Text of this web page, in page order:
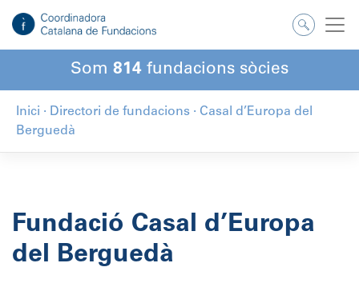
contingut
Som 814 fundacions sòcies
Inici · Directori de fundacions · Casal d’Europa del
Berguedà
Fundació Casal d’Europa
del Berguedà